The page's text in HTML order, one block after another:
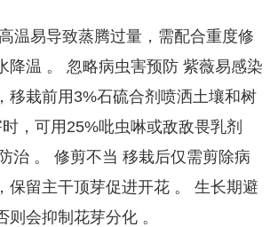
温易导致蒸腾过量，需配合重度修
降温 。 ​​忽略病虫害预防​​ 紫薇易感染
移栽前用3%石硫合剂喷洒土壤和树
，可用25%吡虫啉或敌敌畏乳剂
治 。 ​​修剪不当​​ 移栽后仅需剪除病
保留主干顶芽促进开花 。 生长期避
则会抑制花芽分化 。